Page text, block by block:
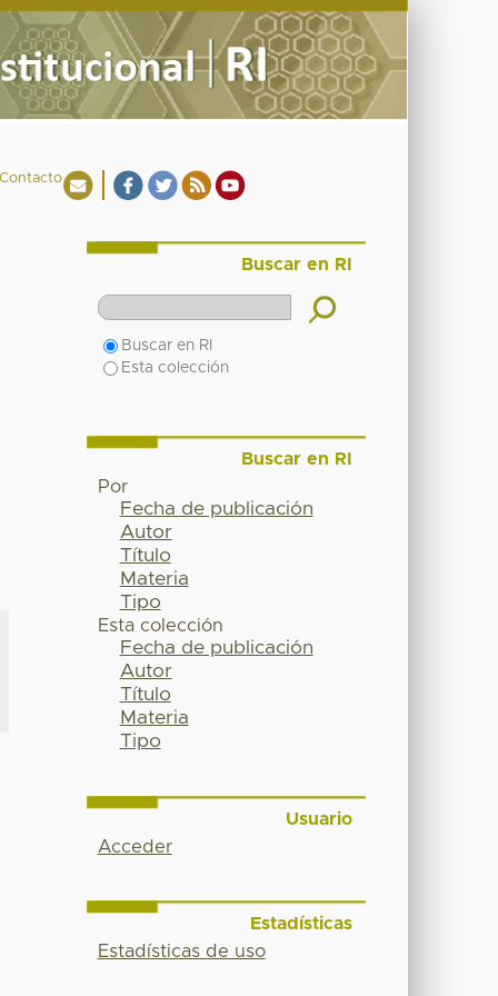
Buscar en RI
Buscar en RI
Esta colección
Buscar en RI
Por
Fecha de publicación
Autor
Título
Materia
Tipo
Esta colección
Fecha de publicación
Autor
Título
Materia
Tipo
Usuario
Acceder
Estadísticas
Estadísticas de uso